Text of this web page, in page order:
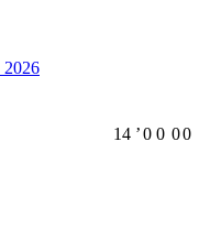
2026
14 ʼ0 0 00